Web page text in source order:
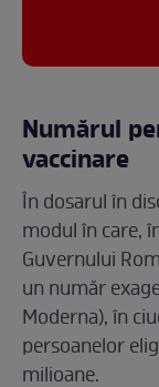
Numărul
vaccinare
În dosarul în
modul în care,
Guvernului
un număr
Moderna), în
persoanelor
milioane.